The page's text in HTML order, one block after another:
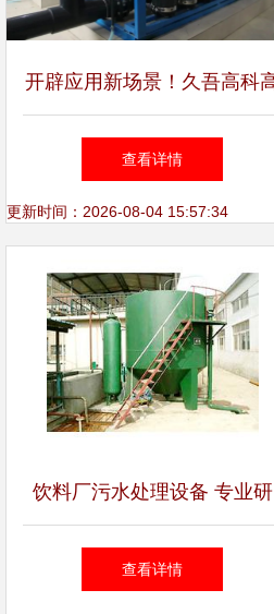
开辟应用新场景！久吾高科
装填陶瓷膜在市政水领域成功
应用助力水处理设备研发升级
查看详情
更新时间：2026-08-04 15:57:34
饮料厂污水处理设备 专业研
发与技术革新助力绿色发展
查看详情